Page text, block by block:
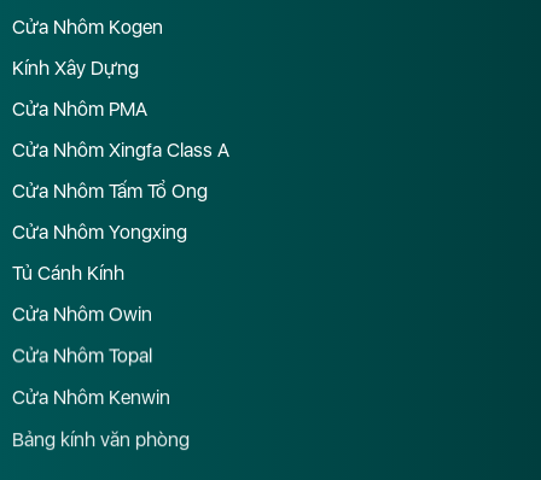
Cửa Nhôm Kogen
Kính Xây Dựng
Cửa Nhôm PMA
Cửa Nhôm Xingfa Class A
Cửa Nhôm Tấm Tổ Ong
Cửa Nhôm Yongxing
Tủ Cánh Kính
Cửa Nhôm Owin
Cửa Nhôm Topal
Cửa Nhôm Kenwin
Bảng kính văn phòng